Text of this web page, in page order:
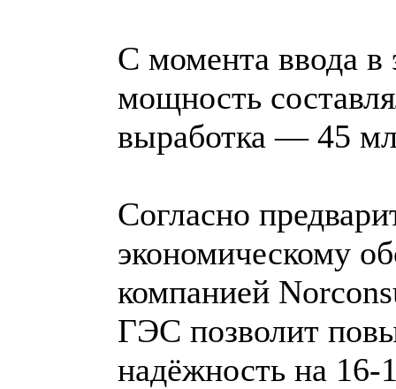
С момента ввода в
мощность
выработка — 45
Согласно
экономическому
компанией
ГЭС позволит
надёжность на 16-